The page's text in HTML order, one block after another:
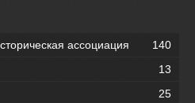
ассоциация
140
13
25